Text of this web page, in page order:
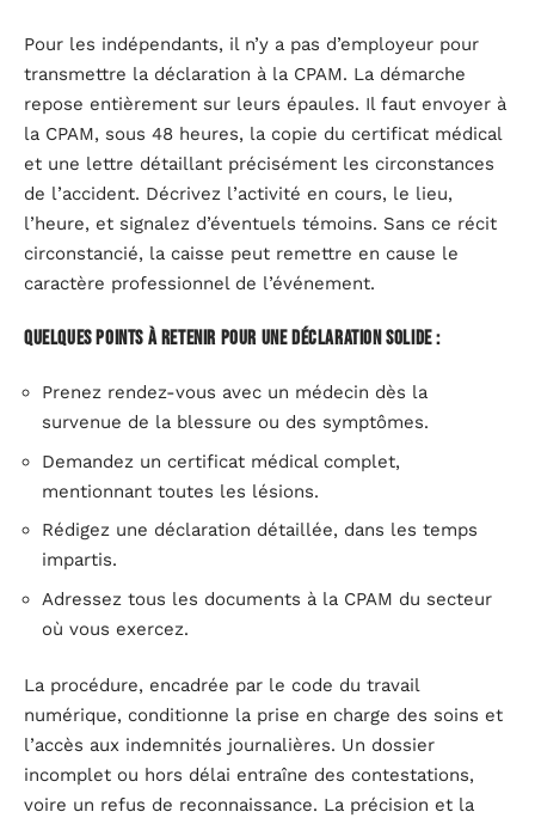
Pour les indépendants, il n’y a pas d’employeur pour
transmettre la déclaration à la CPAM. La démarche
repose entièrement sur leurs épaules. Il faut envoyer à
la CPAM, sous 48 heures, la copie du certificat médical
et une lettre détaillant précisément les circonstances
de l’accident. Décrivez l’activité en cours, le lieu,
l’heure, et signalez d’éventuels témoins. Sans ce récit
circonstancié, la caisse peut remettre en cause le
caractère professionnel de l’événement.
Quelques points à retenir pour une déclaration solide :
Prenez rendez-vous avec un médecin dès la
survenue de la blessure ou des symptômes.
Demandez un certificat médical complet,
mentionnant toutes les lésions.
Rédigez une déclaration détaillée, dans les temps
impartis.
Adressez tous les documents à la CPAM du secteur
où vous exercez.
La procédure, encadrée par le code du travail
numérique, conditionne la prise en charge des soins et
l’accès aux indemnités journalières. Un dossier
incomplet ou hors délai entraîne des contestations,
voire un refus de reconnaissance. La précision et la